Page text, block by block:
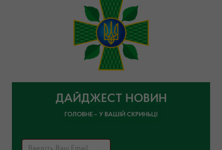
ДАЙДЖЕСТ НОВИН
ГОЛОВНЕ – У ВАШІЙ СКРИНЬЦІ